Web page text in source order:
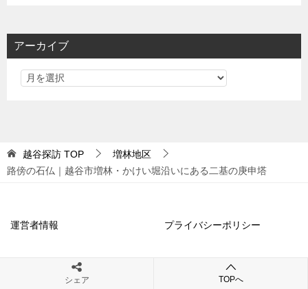
アーカイブ
越谷探訪 TOP
増林地区
路傍の石仏｜越谷市増林・かけい堀沿いにある二基の庚申塔
運営者情報 プライバシーポリシー
お問い合わせフォーム
シェア TOPへ